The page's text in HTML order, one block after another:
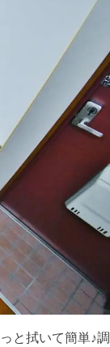
と拭いて簡単♪調